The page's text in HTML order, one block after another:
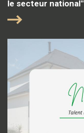
le secteur national"